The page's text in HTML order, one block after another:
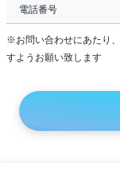
電話番号
※お問い合わせにあたり、
すようお願い致します